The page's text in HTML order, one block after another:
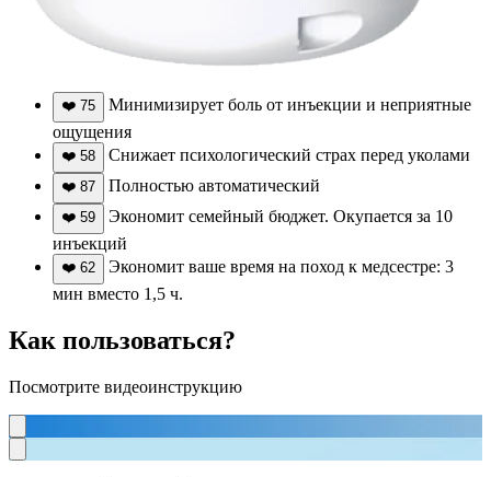
❤️ 75
Минимизирует боль от инъекции и неприятные
ощущения
❤️ 58 Снижает психологический страх перед уколами
❤️ 87 Полностью автоматический
❤️ 59
Экономит семейный бюджет. Окупается за 10
инъекций
❤️ 62
Экономит ваше время на поход к медсестре: 3
мин вместо 1,5 ч.
Как пользоваться?
Посмотрите видеоинструкцию